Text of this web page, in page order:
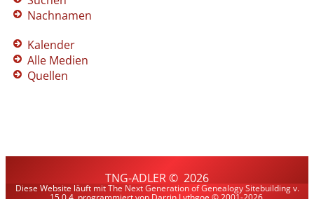
Nachnamen
Kalender
Alle Medien
Quellen
TNG-ADLER© 2026
Diese Website läuft mitThe Next Generation of Genealogy Sitebuildingv.